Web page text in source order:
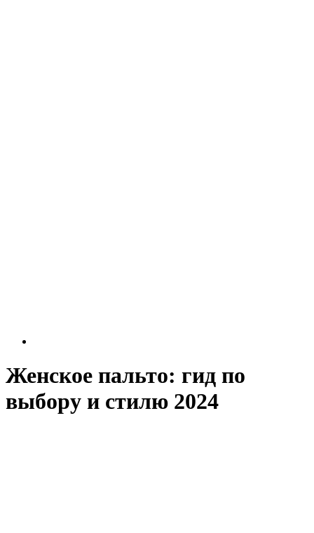
Женское пальто: гид по
выбору и стилю 2024